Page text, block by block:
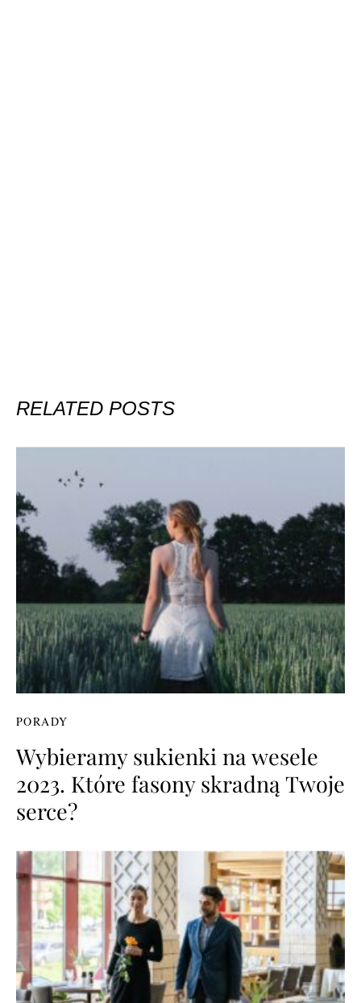
RELATED POSTS
PORADY
Wybieramy sukienki na wesele
2023. Które fasony skradną Twoje
serce?